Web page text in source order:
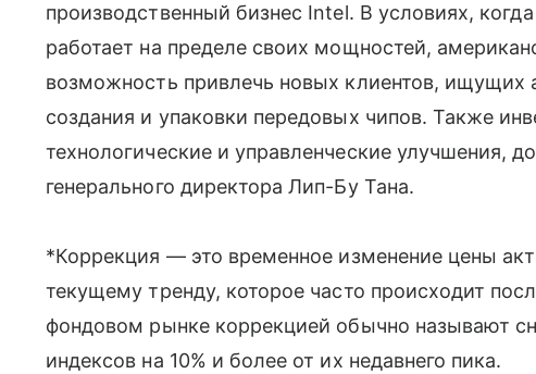
производственный бизнес Intel. В условиях,
работает на пределе своих мощностей,
возможность привлечь новых клиентов, ищущих
создания и упаковки передовых чипов. Также
технологические и управленческие улучшения,
генерального директора Лип-Бу Тана.
*Коррекция — это временное изменение цены
текущему тренду, которое часто происходит
фондовом рынке коррекцией обычно называют
индексов на 10% и более от их недавнего пика.